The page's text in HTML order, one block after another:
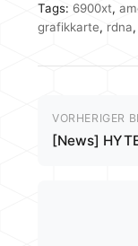
Tags: 6900xt,
grafikkarte, rdna,
VORHERIGER
[News]